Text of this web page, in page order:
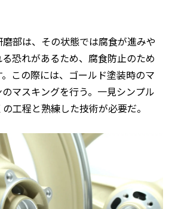
部は、その状態では腐食が進みや
恐れがあるため、腐食防止のため
この際には、ゴールド塗装時のマ
マスキングを行う。一見シンプル
工程と熟練した技術が必要だ。